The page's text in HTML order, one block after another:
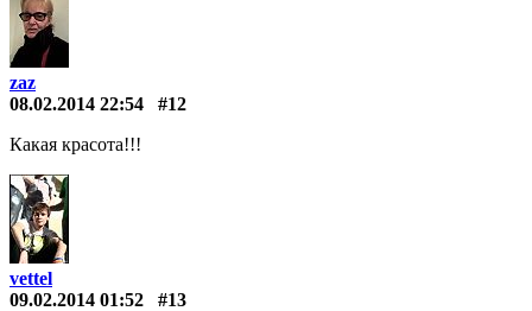
zaz
08.02.2014 22:54
#12
Какая красота!!!
vettel
09.02.2014 01:52
#13